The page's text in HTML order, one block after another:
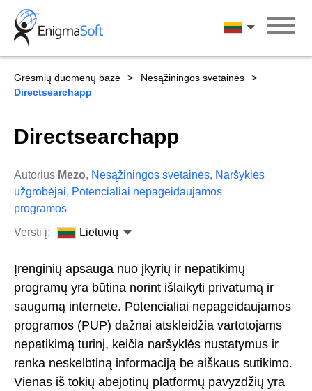
Skip
content
Lietuvių
Grėsmių duomenų bazė
Nesąžiningos svetainės
Directsearchapp
Directsearchapp
Autorius Mezo, Nesąžiningos svetainės, Naršyklės
užgrobėjai, Potencialiai nepageidaujamos
programos
Versti į:
Lietuvių
Įrenginių apsauga nuo įkyrių ir nepatikimų
programų yra būtina norint išlaikyti privatumą ir
saugumą internete. Potencialiai nepageidaujamos
programos (PUP) dažnai atskleidžia vartotojams
nepatikimą turinį, keičia naršyklės nustatymus ir
renka neskelbtiną informaciją be aiškaus sutikimo.
Vienas iš tokių abejotinų platformų pavyzdžių yra